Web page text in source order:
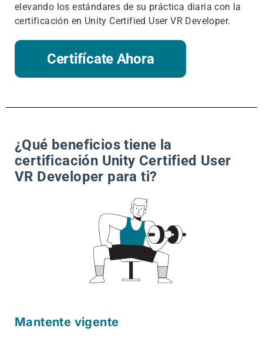
elevando los estándares de su práctica diaria con la
certificación en Unity Certified User VR Developer.
Certifícate Ahora
¿Qué beneficios tiene la
certificación Unity Certified User
VR Developer para ti?
Mantente vigente